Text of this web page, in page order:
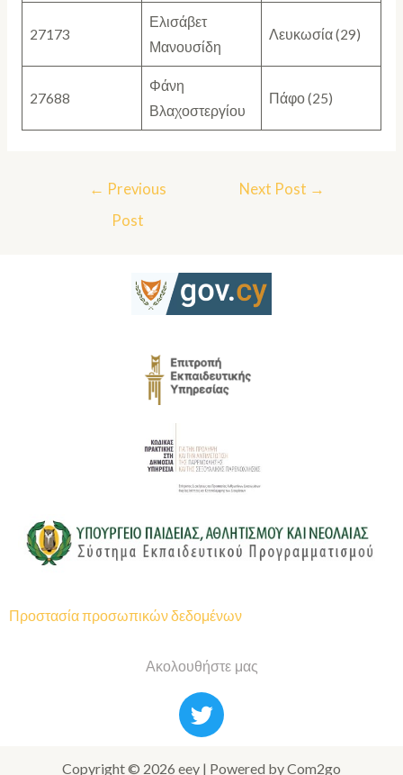
27173
Ελισάβετ
Μανουσίδη
Λευκωσία (29)
27688
Φάνη
Βλαχοστεργίου
Πάφο (25)
← Previous
Post
Next Post →
Προστασία προσωπικών δεδομένων
Ακολουθήστε μας
Copyright © 2026 eey | Powered by Com2go